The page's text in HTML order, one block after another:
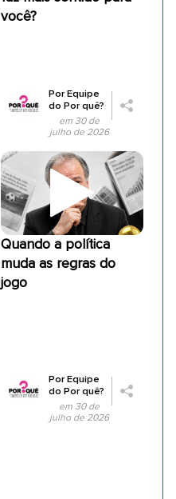
você?
PorEquipe
do Por quê?
em 30 de
julho de 2026
Quando a política
muda as regras do
jogo
PorEquipe
do Por quê?
em 30 de
julho de 2026